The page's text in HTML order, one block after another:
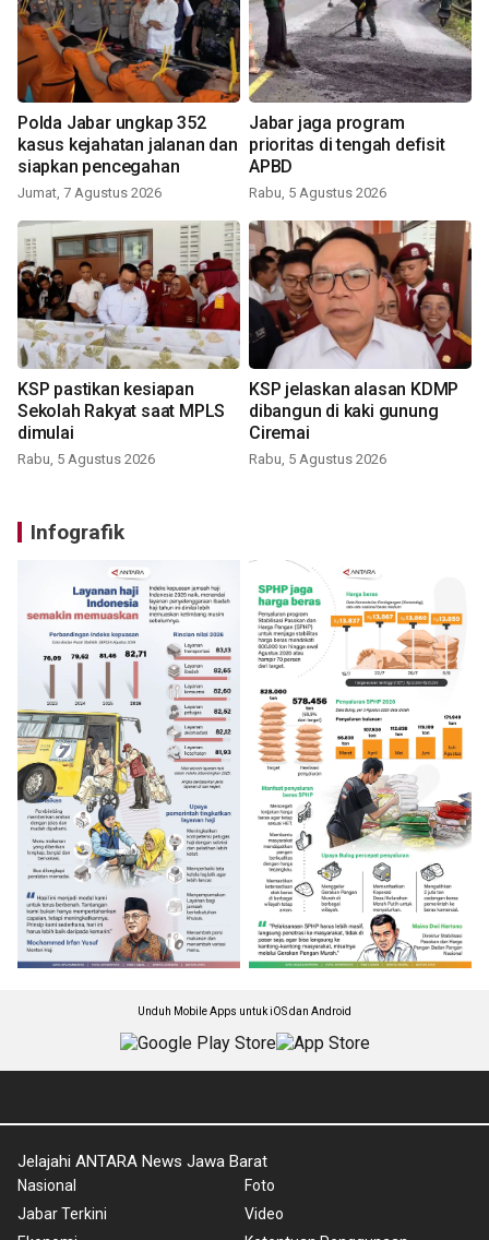
Polda Jabar ungkap 352
kasus kejahatan jalanan dan
siapkan pencegahan
Jumat, 7 Agustus 2026
Jabar jaga program
prioritas di tengah defisit
APBD
Rabu, 5 Agustus 2026
KSP pastikan kesiapan
Sekolah Rakyat saat MPLS
dimulai
Rabu, 5 Agustus 2026
KSP jelaskan alasan KDMP
dibangun di kaki gunung
Ciremai
Rabu, 5 Agustus 2026
Infografik
Unduh Mobile Apps untuk iOS dan Android
Jelajahi ANTARA News Jawa Barat
Nasional
Jabar Terkini
Foto
Video